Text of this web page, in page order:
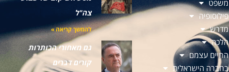
משפט
פילוסופיה
מדרש
הלכה
החיים עצמם
בחברה הישראלית
צה"ל
להמשך קריאה »
גם מאחורי הכותרות
קורים דברים